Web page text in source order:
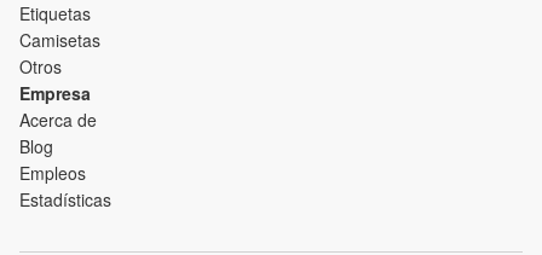
Etiquetas
Camisetas
Otros
Empresa
Acerca de
Blog
Empleos
Estadísticas